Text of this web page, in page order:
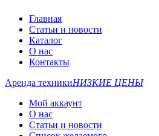
Главная
Статьи и новости
Каталог
О нас
Контакты
Аренда техникиНИЗКИЕ ЦЕНЫ
Мой аккаунт
О нас
Статьи и новости